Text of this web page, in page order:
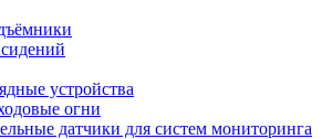
устройства
огни
датчики для систем мониторинга